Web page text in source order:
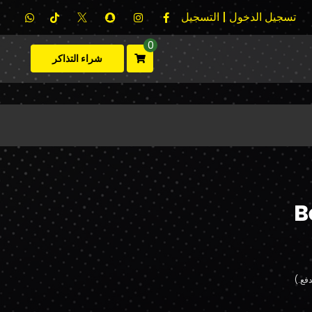
تسجيل الدخول | التسجيل
0
شراء التذاكر